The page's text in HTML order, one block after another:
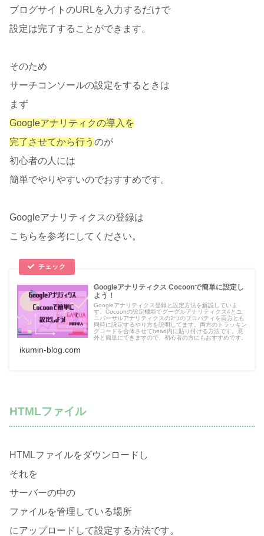
ブログサイトのURLを入力するだけで
設定は完了することができます。
そのため
サーチコンソールの設定をするときは
まず
Googleアナリティクの導入を
完了させてから行う のが
初心者の人には
簡単でやりやすいのでおすすめです。
Googleアナリティクスの登録は
こちらを参考にしてください。
Googleアナリティクス Cocoonで簡単に設定し
よう！
Googleアナリティクス登録と設定方法を解説していま
す。Cocoonの設定機能でグーグルアナリティクス4とユ
ニバーサルアナリティクスの2つのプロパティを両方とも
同時に設定するやり方を説明してます。両方のトラッキン
グコードを合体させてhead内に貼り付ける方法です。意
外と簡単にできますので、初心者の方にもおすすめです。
ikumin-blog.com
HTMLファイル
HTMLファイルをダウンロードし
それを
サーバーの中の
ファイルを管理している場所
にアップロードして設定する方法です。